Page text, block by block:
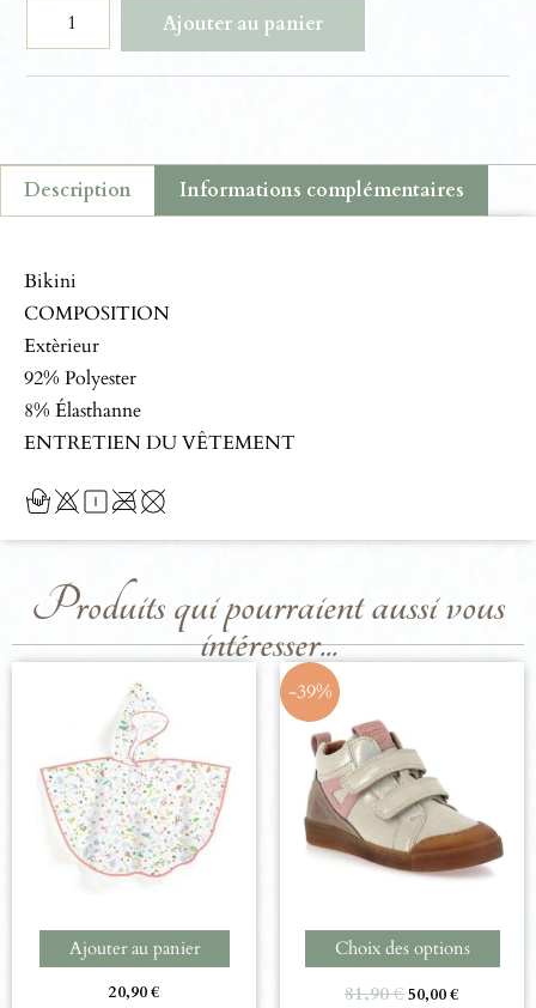
Ajouter au panier
Description Informations complémentaires
Bikini
COMPOSITION
Extèrieur
92% Polyester
8% Élasthanne
ENTRETIEN DU VÊTEMENT
Produits qui pourraient aussi vous
intéresser...
Ajouter au panier
20,90€
-39%
Choix des options
81,90€50,00€